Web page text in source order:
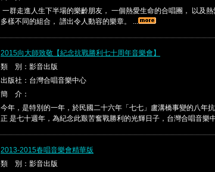
一群走進人生下半場的樂齡朋友， 一個熱愛生命的合唱團， 以及熱
多樣不同的組合， 譜出令人動容的樂章。 ...
2015向大師致敬【紀念抗戰勝利七十周年音樂會】
類 別：影音出版
出版社：台灣合唱音樂中心
簡 介：
今年，是特別的一年，於民國二十六年「七七」盧溝橋事變的八年
正 是七十週年，為紀念此艱苦奮戰勝利的光輝日子，台灣合唱音樂
2013-2015春唱音樂會精華版
類 別：影音出版